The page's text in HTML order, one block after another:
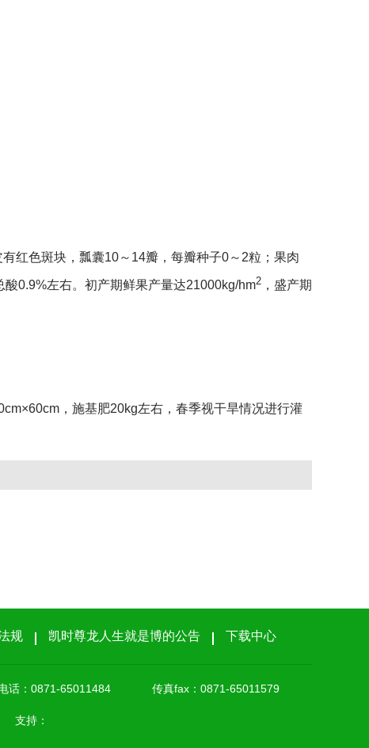
红色斑块，瓢囊10～ 14瓣，每瓣种子0～2粒；果肉
0.9%左右。初产期鲜果产量达21000kg/hm2 ，盛产期
，施基肥20kg左右，春季视干旱情况进行灌
规 凯时尊龙人生就是博的公告 下载中心
话：0871-65011484 传真fax：0871-65011579
支持：